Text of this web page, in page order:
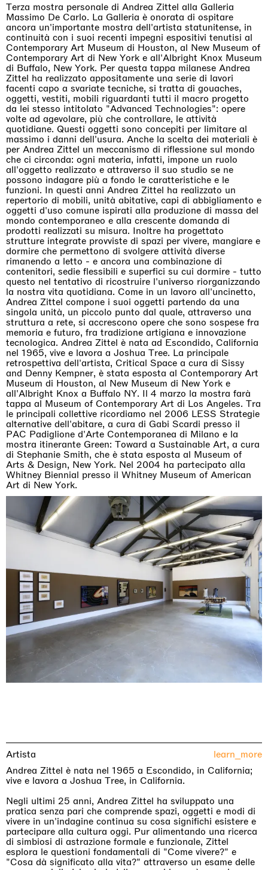
Terza mostra personale di Andrea Zittel alla Galleria
Massimo De Carlo. La Galleria è onorata di ospitare
ancora un'importante mostra dell'artista statunitense, in
continuità con i suoi recenti impegni espositivi tenutisi al
Contemporary Art Museum di Houston, al New Museum of
Contemporary Art di New York e all'Albright Knox Museum
di Buffalo, New York. Per questa tappa milanese Andrea
Zittel ha realizzato appositamente una serie di lavori
facenti capo a svariate tecniche, si tratta di gouaches,
oggetti, vestiti, mobili riguardanti tutti il macro progetto
da lei stesso intitolato "Advanced Technologies": opere
volte ad agevolare, più che controllare, le attività
quotidiane. Questi oggetti sono concepiti per limitare al
massimo i danni dell'usura. Anche la scelta dei materiali è
per Andrea Zittel un meccanismo di riflessione sul mondo
che ci circonda: ogni materia, infatti, impone un ruolo
all'oggetto realizzato e attraverso il suo studio se ne
possono indagare più a fondo le caratteristiche e le
funzioni. In questi anni Andrea Zittel ha realizzato un
repertorio di mobili, unità abitative, capi di abbigliamento e
oggetti d'uso comune ispirati alla produzione di massa del
mondo contemporaneo e alla crescente domanda di
prodotti realizzati su misura. Inoltre ha progettato
strutture integrate provviste di spazi per vivere, mangiare e
dormire che permettono di svolgere attività diverse
rimanendo a letto - e ancora una combinazione di
contenitori, sedie flessibili e superfici su cui dormire - tutto
questo nel tentativo di ricostruire l'universo riorganizzando
la nostra vita quotidiana. Come in un lavoro all'uncinetto,
Andrea Zittel compone i suoi oggetti partendo da una
singola unità, un piccolo punto dal quale, attraverso una
struttura a rete, si accrescono opere che sono sospese fra
memoria e futuro, fra tradizione artigiana e innovazione
tecnologica. Andrea Zittel è nata ad Escondido, California
nel 1965, vive e lavora a Joshua Tree. La principale
retrospettiva dell'artista, Critical Space a cura di Sissy
and Denny Kempner, è stata esposta al Contemporary Art
Museum di Houston, al New Museum di New York e
all'Albright Knox a Buffalo NY. Il 4 marzo la mostra farà
tappa al Museum of Contemporary Art di Los Angeles. Tra
le principali collettive ricordiamo nel 2006 LESS Strategie
alternative dell'abitare, a cura di Gabi Scardi presso il
PAC Padiglione d'Arte Contemporanea di Milano e la
mostra itinerante Green: Toward a Sustainable Art, a cura
di Stephanie Smith, che è stata esposta al Museum of
Arts & Design, New York. Nel 2004 ha partecipato alla
Whitney Biennial presso il Whitney Museum of American
Art di New York.
Artista
learn_more
Andrea Zittel è nata nel 1965 a Escondido, in California;
vive e lavora a Joshua Tree, in California.
Negli ultimi 25 anni, Andrea Zittel ha sviluppato una
pratica senza pari che comprende spazi, oggetti e modi di
vivere in un'indagine continua su cosa significhi esistere e
partecipare alla cultura oggi. Pur alimentando una ricerca
di simbiosi di astrazione formale e funzionale, Zittel
esplora le questioni fondamentali di "Come vivere?" e
"Cosa dà significato alla vita?" attraverso un esame delle